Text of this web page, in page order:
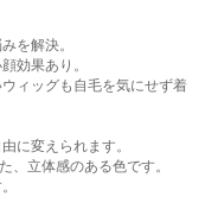
を解決。
効果あり。
ィッグも自毛を気にせず着
に変えられます。
、立体感のある色です。